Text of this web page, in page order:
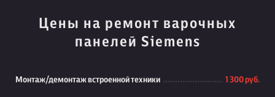
Цены на ремонт варочных
панелей Siemens
Монтаж/демонтаж встроенной техники 1 300 руб.